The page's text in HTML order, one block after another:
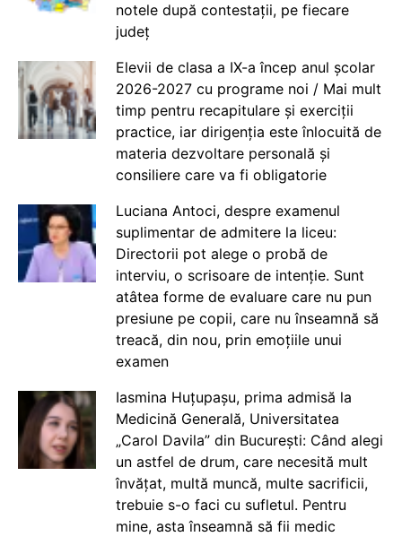
notele după contestații, pe fiecare
județ
Elevii de clasa a IX-a încep anul școlar
2026-2027 cu programe noi / Mai mult
timp pentru recapitulare și exerciții
practice, iar dirigenția este înlocuită de
materia dezvoltare personală și
consiliere care va fi obligatorie
Luciana Antoci, despre examenul
suplimentar de admitere la liceu:
Directorii pot alege o probă de
interviu, o scrisoare de intenție. Sunt
atâtea forme de evaluare care nu pun
presiune pe copii, care nu înseamnă să
treacă, din nou, prin emoțiile unui
examen
Iasmina Huțupașu, prima admisă la
Medicină Generală, Universitatea
„Carol Davila” din București: Când alegi
un astfel de drum, care necesită mult
învățat, multă muncă, multe sacrificii,
trebuie s-o faci cu sufletul. Pentru
mine, asta înseamnă să fii medic